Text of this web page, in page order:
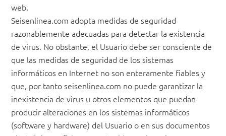
web.
Seisenlinea.com adopta medidas de seguridad
razonablemente adecuadas para detectar la existencia
de virus. No obstante, el Usuario debe ser consciente de
que las medidas de seguridad de los sistemas
informáticos en Internet no son enteramente fiables y
que, por tanto seisenlinea.com no puede garantizar la
inexistencia de virus u otros elementos que puedan
producir alteraciones en los sistemas informáticos
(software y hardware) del Usuario o en sus documentos